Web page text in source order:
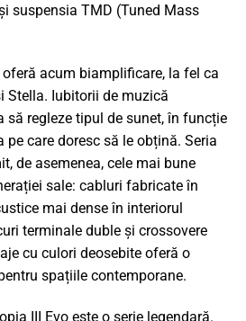
suspensia TMD (Tuned Mass
acum biamplificare, la fel ca
Stella. Iubitorii de muzică
să regleze tipul de sunet, în funcție
pe care doresc să le obțină. Seria
de asemenea, cele mai bune
sale: cabluri fabricate în
mai dense în interiorul
terminale duble și crossovere
cu culori deosebite oferă o
spațiile contemporane.
III Evo este o serie legendară.